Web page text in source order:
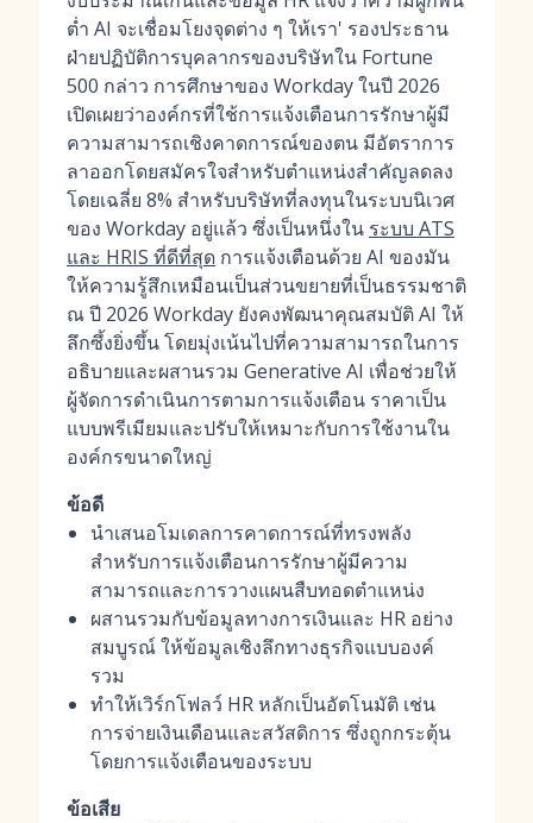
ต่ำ AI จะเชื่อมโยงจุดต่าง ๆ ให้เรา' รองประธาน
ฝ่ายปฏิบัติการบุคลากรของบริษัทใน Fortune
500 กล่าว การศึกษาของ Workday ในปี 2026
เปิดเผยว่าองค์กรที่ใช้การแจ้งเตือนการรักษาผู้มี
ความสามารถเชิงคาดการณ์ของตน มีอัตราการ
ลาออกโดยสมัครใจสำหรับตำแหน่งสำคัญลดลง
โดยเฉลี่ย 8% สำหรับบริษัทที่ลงทุนในระบบนิเวศ
ของ Workday อยู่แล้ว ซึ่งเป็นหนึ่งใน ระบบ ATS
และ HRIS ที่ดีที่สุด การแจ้งเตือนด้วย AI ของมัน
ให้ความรู้สึกเหมือนเป็นส่วนขยายที่เป็นธรรมชาติ
ณ ปี 2026 Workday ยังคงพัฒนาคุณสมบัติ AI ให้
ลึกซึ้งยิ่งขึ้น โดยมุ่งเน้นไปที่ความสามารถในการ
อธิบายและผสานรวม Generative AI เพื่อช่วยให้
ผู้จัดการดำเนินการตามการแจ้งเตือน ราคาเป็น
แบบพรีเมียมและปรับให้เหมาะกับการใช้งานใน
องค์กรขนาดใหญ่
ข้อดี
นำเสนอโมเดลการคาดการณ์ที่ทรงพลัง
สำหรับการแจ้งเตือนการรักษาผู้มีความ
สามารถและการวางแผนสืบทอดตำแหน่ง
ผสานรวมกับข้อมูลทางการเงินและ HR อย่าง
สมบูรณ์ ให้ข้อมูลเชิงลึกทางธุรกิจแบบองค์
รวม
ทำให้เวิร์กโฟลว์ HR หลักเป็นอัตโนมัติ เช่น
การจ่ายเงินเดือนและสวัสดิการ ซึ่งถูกกระตุ้น
โดยการแจ้งเตือนของระบบ
ข้อเสีย